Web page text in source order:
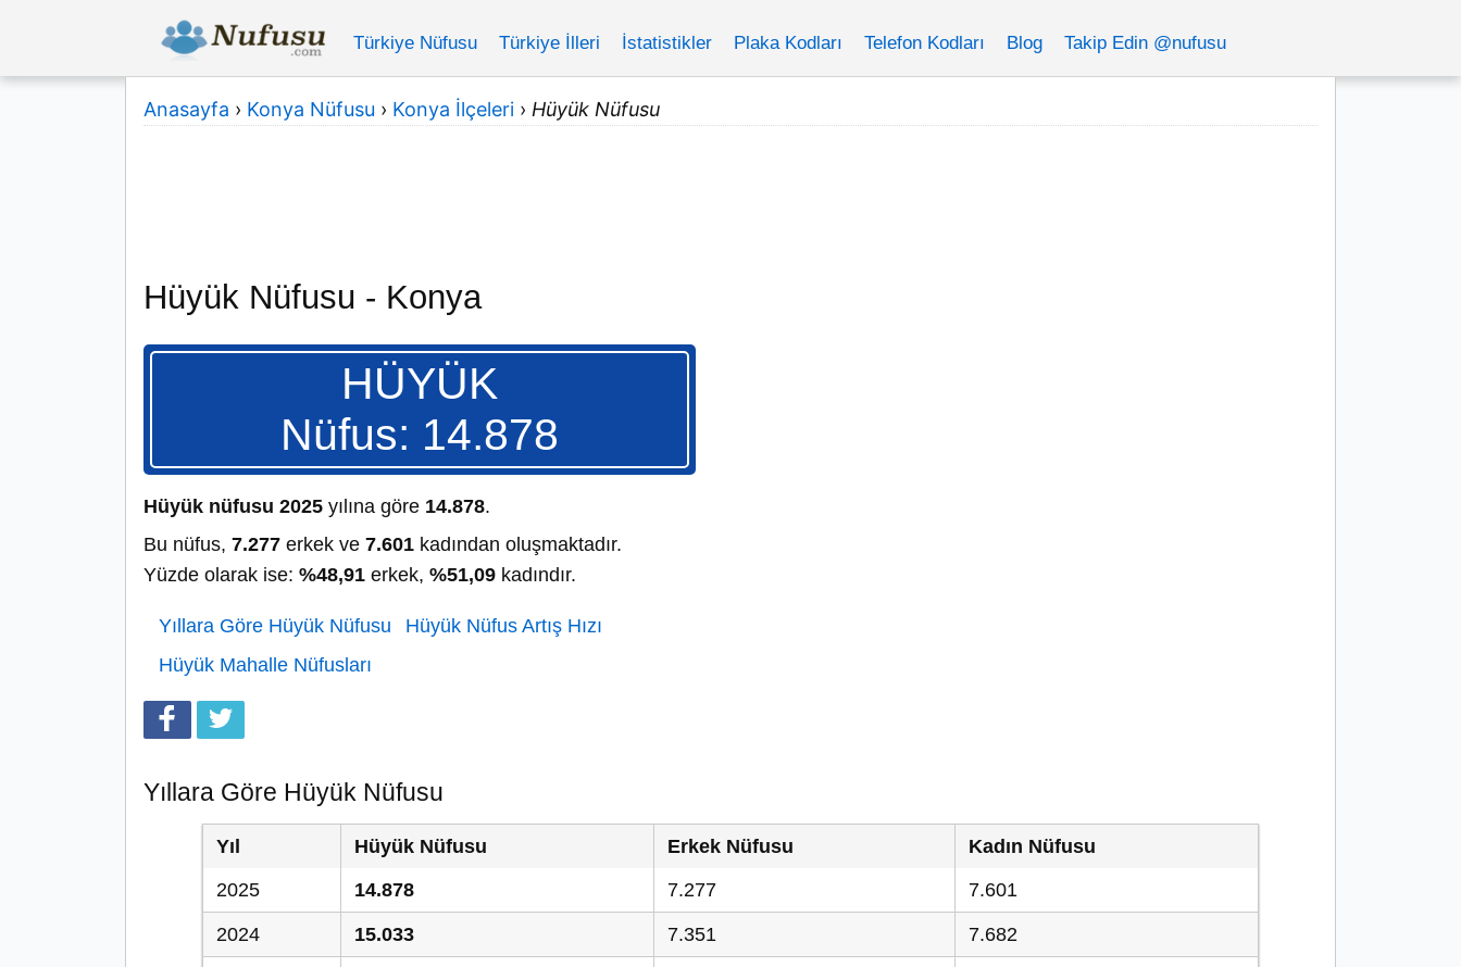
Türkiye Nüfusu Türkiye İlleri İstatistikler Plaka Kodları Telefon Kodları Blog Takip Edin @nufusu
Anasayfa › Konya Nüfusu › Konya İlçeleri › Hüyük Nüfusu
Hüyük Nüfusu - Konya
HÜYÜK
Nüfus: 14.878
Hüyük nüfusu 2025 yılına göre 14.878.
Bu nüfus, 7.277 erkek ve 7.601 kadından oluşmaktadır.
Yüzde olarak ise: %48,91 erkek, %51,09 kadındır.
Yıllara Göre Hüyük Nüfusu
Hüyük Nüfus Artış Hızı
Hüyük Mahalle Nüfusları
Yıllara Göre Hüyük Nüfusu
Yıl Hüyük Nüfusu Erkek Nüfusu
Kadın Nüfusu
2025
14.878 7.277 7.601
2024 15.033 7.351 7.682